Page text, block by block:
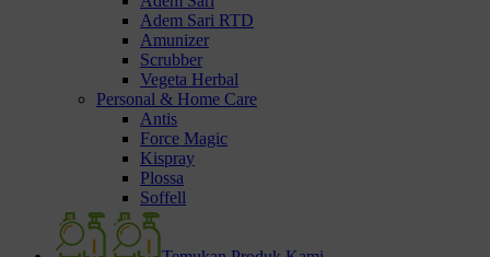
Adem Sari RTD
Amunizer
Scrubber
Vegeta Herbal
Personal & Home Care
Antis
Force Magic
Kispray
Plossa
Soffell